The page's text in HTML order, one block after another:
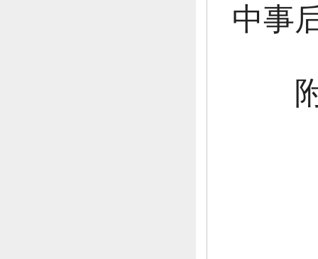
中事
附